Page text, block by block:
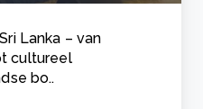
Lanka – van
cultureel
bo..